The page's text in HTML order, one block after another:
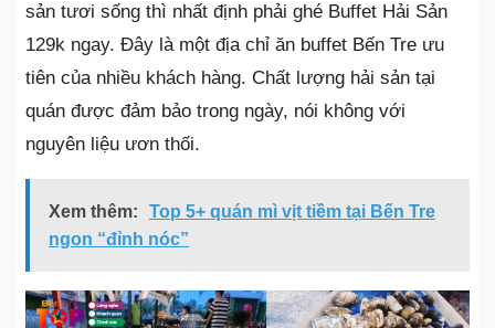
sản tươi sống thì nhất định phải ghé Buffet Hải Sản
129k ngay. Đây là một địa chỉ ăn buffet Bến Tre ưu
tiên của nhiều khách hàng. Chất lượng hải sản tại
quán được đảm bảo trong ngày, nói không với
nguyên liệu ươn thối.
Xem thêm:
Top 5+ quán mì vịt tiềm tại Bến Tre
ngon “đỉnh nóc”